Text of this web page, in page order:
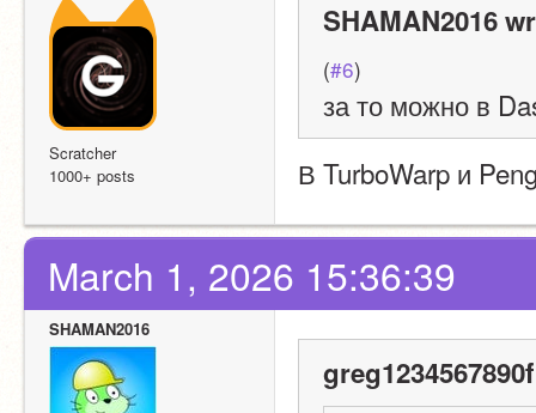
Scratcher
1000+ posts
SHAMAN2016
(#6)
за то можно в
В TurboWarp и
March 1, 2026 15:36:39
SHAMAN2016